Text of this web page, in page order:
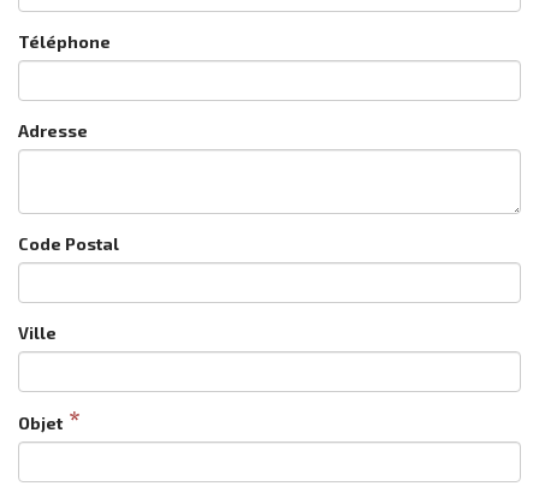
Téléphone
Adresse
Code Postal
Ville
Objet